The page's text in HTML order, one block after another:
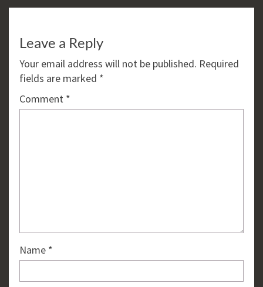
Leave a Reply
Your email address will not be published. Required
fields are marked *
Comment *
Name *